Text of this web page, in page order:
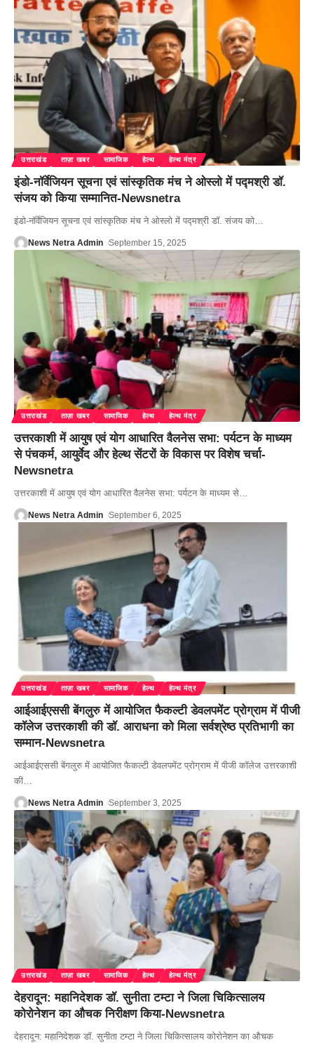
उत्तराखंड ताज़ा खबर सामाजिक हेल्थ हेल्थ मंत्र
इंडो-नॉर्वेजियन सूचना एवं सांस्कृतिक मंच ने ओस्लो में पद्मश्री डॉ.
संजय को किया सम्मानित-Newsnetra
इंडो-नॉर्वेजियन सूचना एवं सांस्कृतिक मंच ने ओस्लो में पद्मश्री डॉ. संजय को
News Netra Admin September 15, 2025
उत्तराखंड ताज़ा खबर सामाजिक हेल्थ हेल्थ मंत्र
उत्तरकाशी में आयुष एवं योग आधारित वैलनेस सभा: पर्यटन के माध्यम
से पंचकर्म, आयुर्वेद और हेल्थ सेंटरों के विकास पर विशेष चर्चा-
Newsnetra
उत्तरकाशी में आयुष एवं योग आधारित वैलनेस सभा: पर्यटन के माध्यम से
News Netra Admin September 6, 2025
उत्तराखंड ताज़ा खबर सामाजिक हेल्थ हेल्थ मंत्र
आईआईएससी बेंगलुरु में आयोजित फैकल्टी डेवलपमेंट प्रोग्राम में पीजी
कॉलेज उत्तरकाशी की डॉ. आराधना को मिला सर्वश्रेष्ठ प्रतिभागी का
सम्मान-Newsnetra
आईआईएससी बेंगलुरु में आयोजित फैकल्टी डेवलपमेंट प्रोग्राम में पीजी कॉलेज उत्तरकाशी
की
News Netra Admin September 3, 2025
उत्तराखंड ताज़ा खबर सामाजिक हेल्थ हेल्थ मंत्र
देहरादून: महानिदेशक डॉ. सुनीता टम्टा ने जिला चिकित्सालय
कोरोनेशन का औचक निरीक्षण किया-Newsnetra
देहरादून: महानिदेशक डॉ. सुनीता टम्टा ने जिला चिकित्सालय कोरोनेशन का औचक